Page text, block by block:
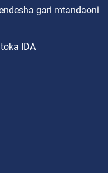
gari mtandaoni
IDA